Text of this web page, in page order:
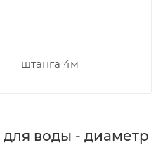
штанга 4м
воды - диаметр